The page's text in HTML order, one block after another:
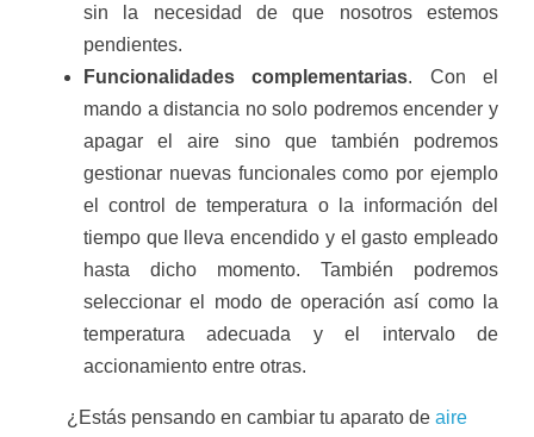
sin la necesidad de que nosotros estemos
pendientes.
Funcionalidades complementarias. Con el
mando a distancia no solo podremos encender y
apagar el aire sino que también podremos
gestionar nuevas funcionales como por ejemplo
el control de temperatura o la información del
tiempo que lleva encendido y el gasto empleado
hasta dicho momento. También podremos
seleccionar el modo de operación así como la
temperatura adecuada y el intervalo de
accionamiento entre otras.
¿Estás pensando en cambiar tu aparato de aire